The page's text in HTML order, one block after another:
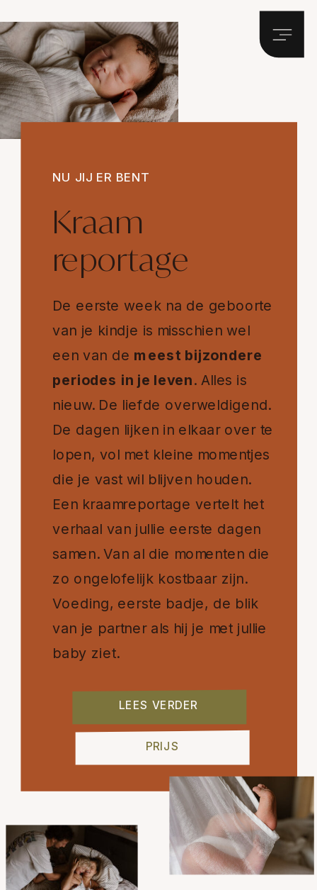
De eerste week na de geboorte
van je kindje is misschien wel
een van de meest bijzondere
periodes in je leven. Alles is
nieuw. De liefde overweldigend.
De dagen lijken in elkaar over te
lopen, vol met kleine momentjes
die je vast wil blijven houden.
Een kraamreportage vertelt het
verhaal van jullie eerste dagen
samen. Van al die momenten die
zo ongelofelijk kostbaar zijn.
Voeding, eerste badje, de blik
van je partner als hij je met jullie
baby ziet.
Kraam
reportage
PRIJS
LEES VERDER
NU JIJ ER BENT